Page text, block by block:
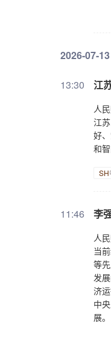
2026-07-
13:30 江
人
江
好
和
SH
11:46 李
人
当
等
发
济
中
展